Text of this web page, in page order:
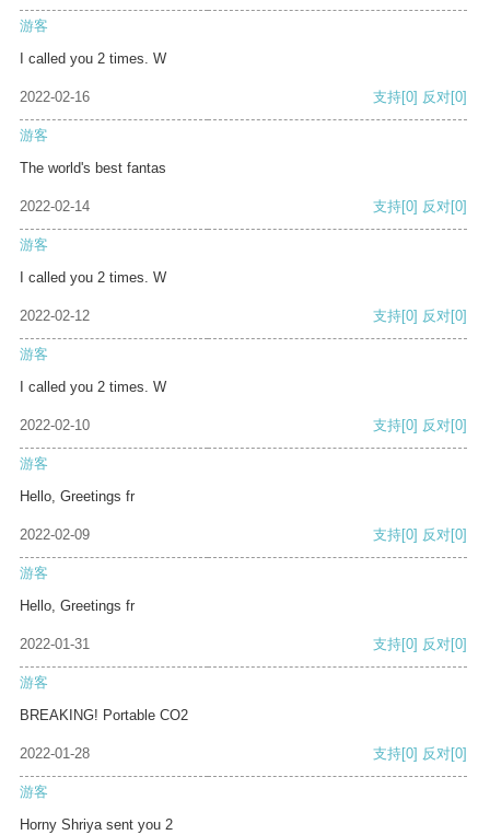
游客
I called you 2 times. W
2022-02-16 支持[0] 反对[0]
游客
The world's best fantas
2022-02-14 支持[0] 反对[0]
游客
I called you 2 times. W
2022-02-12 支持[0] 反对[0]
游客
I called you 2 times. W
2022-02-10 支持[0] 反对[0]
游客
Hello, Greetings fr
2022-02-09 支持[0] 反对[0]
游客
Hello, Greetings fr
2022-01-31 支持[0] 反对[0]
游客
BREAKING! Portable CO2
2022-01-28 支持[0] 反对[0]
游客
Horny Shriya sent you 2